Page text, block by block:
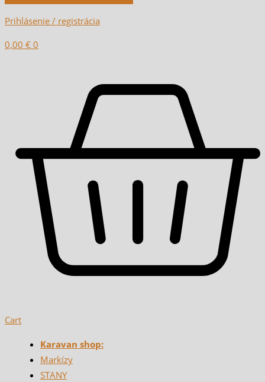
Prihlásenie / registrácia
0,00 € 0
Cart
Karavan shop:
Markízy
STANY